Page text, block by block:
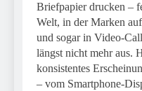
Briefpapier drucken –
Welt, in der Marken
und sogar in Video-
längst nicht mehr aus.
konsistentes
– vom Smartphone-